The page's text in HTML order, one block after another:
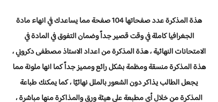
هذة المذكرة عدد صفحاتها 104 صفحة مما يساعدك في انهاء مادة
الجغرافيا كاملة في وقت قصير جداً وضمان التفوق في المادة في
الامتحانات النهائية ، هذة المذكرة من اعداد الاستاذ مصطفى دكروني ،
هذة المذكرة منسقة ومظمة بشكل رائع ومميز جداً كما انها ملونة مما
يجعل الطالب يذاكر دون الشعور بالملل نهائيًا ، كما يمكنك طباعة
المذكرة من خلال أي مطبعة علي هيئة ورق والمذاكرة منها مباشرة ،